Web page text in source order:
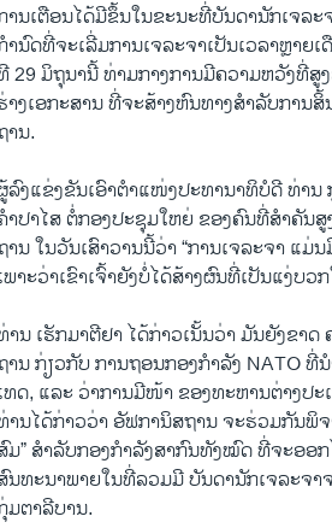
ານ​ເຕືອນ​ໄດ້​ມີ​ຂຶ້ນ​ໃນ​ຂະ​ນະ​ທີ່​ບັນ​ດາ​ນັກ​ເຈ​ລ
ຳນົດທີ່ຈະເລີ່ມການເຈລະຈາເປັນເວລາຫຼາຍ
29 ມິຖຸນານີ້ ທ່າມກາງການມີຄວາມຫວັງທີ່ສູ
າງເອກະສານ ທີ່ຈະສ້າງຫົນທາງສຳລັບການ
ານ.
ລົງ​ແຂ່ງ​ຂັນ​ເອົາ​ຕຳ​ແໜ່ງ​ປະ​ທາ​ນາ​ທິ​ບໍ​ດີ ທ່ານ
ຳປາໄສ ຕໍ່ກອງປະຊຸມໃຫຍ່ ຂອງຄົນທີ່ສຳຄັນ
ານ ໃນວັນເສົາວານນີ້ວ່າ “ການເຈລະຈາ ແ
ພາະວ່າເຂົາເຈົ້າຍັງບໍ່ໄດ້ສ້າງຜົນທີ່ເປັນແງ່ບ
ານ ເຮັກ​ມາ​ຕີ​ຢາ ໄດ້​ກ່າວ​ເນັ້ນ​ວ່າ ມັນ​ຍັງຂາ
ານ ກ່ຽວກັບ ການຖອນກອງກຳລັງ NATO
ທດ, ແລະ ວ່າການມີໜ້າ ຂອງທະຫານຕ່າງປ
ານໄດ້ກ່າວວ່າ ອັຟການິສຖານ ຈະຮ່ວມກັນພິຈ
ມ” ສຳລັບກອງກຳລັງສາກົນທັງໝົດ ທີ່ຈະອອ
ນທະນາພາຍໃນທີ່ລວມມີ ບັນດານັກເຈລະຈາ
ມຕາລີບານ.